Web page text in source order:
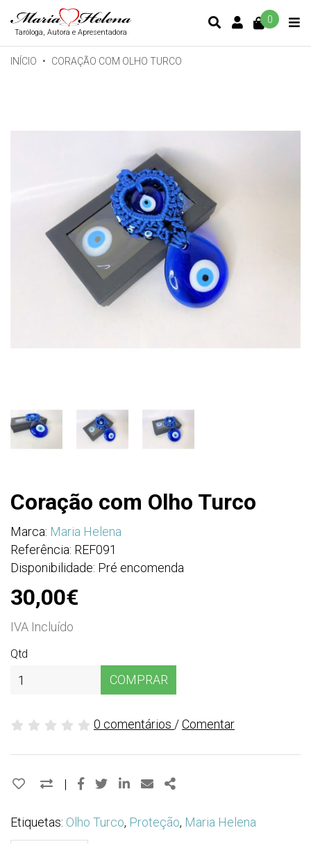
Taróloga, Autora e Apresentadora
CONTA DE
0
INÍCIO CORAÇÃO COM OLHO TURCO
Coração com Olho Turco
Marca: Maria Helena
Referência: REF091
Disponibilidade: Pré encomenda
30,00€
IVA Incluído
Qtd
COMPRAR
0 comentários /Comentar
| Facebook
TwitterLinkedin
EmailShare
Etiquetas: Olho Turco, Proteção, Maria Helena